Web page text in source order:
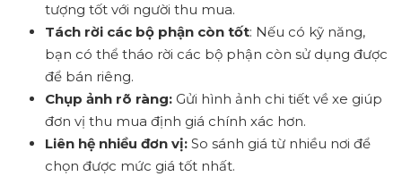
tượng tốt với người thu mua.
Tách rời các bộ phận còn tốt: Nếu có kỹ năng,
bạn có thể tháo rời các bộ phận còn sử dụng được
để bán riêng.
Chụp ảnh rõ ràng: Gửi hình ảnh chi tiết về xe giúp
đơn vị thu mua định giá chính xác hơn.
Liên hệ nhiều đơn vị: So sánh giá từ nhiều nơi để
chọn được mức giá tốt nhất.